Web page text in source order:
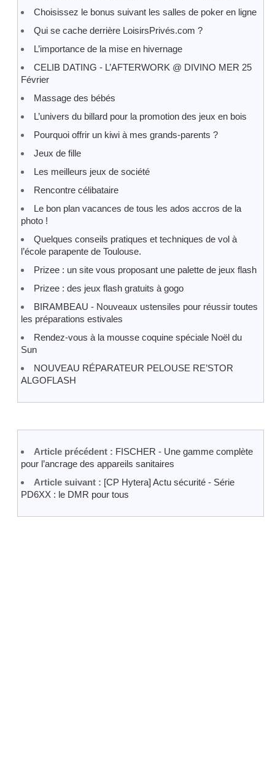
Choisissez le bonus suivant les salles de poker en ligne
Qui se cache derrière LoisirsPrivés.com ?
L’importance de la mise en hivernage
CELIB DATING - L’AFTERWORK @ DIVINO MER 25
Février
Massage des bébés
L’univers du billard pour la promotion des jeux en bois
Pourquoi offrir un kiwi à mes grands-parents ?
Jeux de fille
Les meilleurs jeux de société
Rencontre célibataire
Le bon plan vacances de tous les ados accros de la
photo !
Quelques conseils pratiques et techniques de vol à
l’école parapente de Toulouse.
Prizee : un site vous proposant une palette de jeux flash
Prizee : des jeux flash gratuits à gogo
BIRAMBEAU - Nouveaux ustensiles pour réussir toutes
les préparations estivales
Rendez-vous à la mousse coquine spéciale Noël du
Sun
NOUVEAU RÉPARATEUR PELOUSE RE’STOR
ALGOFLASH
Article précédent : FISCHER - Une gamme complète
pour l’ancrage des appareils sanitaires
Article suivant : [CP Hytera] Actu sécurité - Série
PD6XX : le DMR pour tous